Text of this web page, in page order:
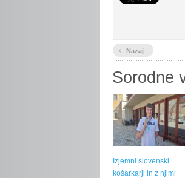
‹ Nazaj
Sorodne
Izjemni slovenski
košarkarji in z njimi